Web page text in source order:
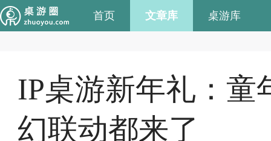
首页 文章库 桌游库
IP桌游新年礼：童
幻联动都来了